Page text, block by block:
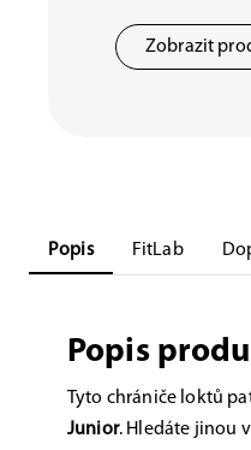
Zobrazit
Popis FitLab
Popis
Tyto chrániče loktů
Junior. Hledáte jinou